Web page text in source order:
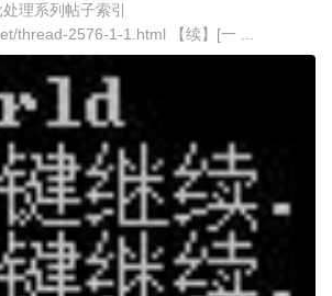
理系列帖子索引
thread-2576-1-1.html 【续】[一 ...